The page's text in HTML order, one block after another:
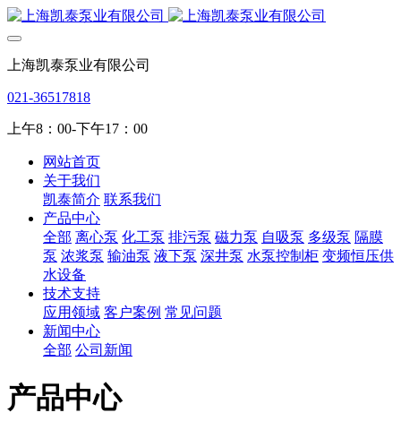
上海凯泰泵业有限公司
021-36517818
上午8：00-下午17：00
网站首页
关于我们
凯泰简介 联系我们
产品中心
全部 离心泵 化工泵 排污泵 磁力泵 自吸泵 多级泵 隔膜
泵 浓浆泵 输油泵 液下泵 深井泵 水泵控制柜 变频恒压供
水设备
技术支持
应用领域 客户案例 常见问题
新闻中心
全部 公司新闻
产品中心